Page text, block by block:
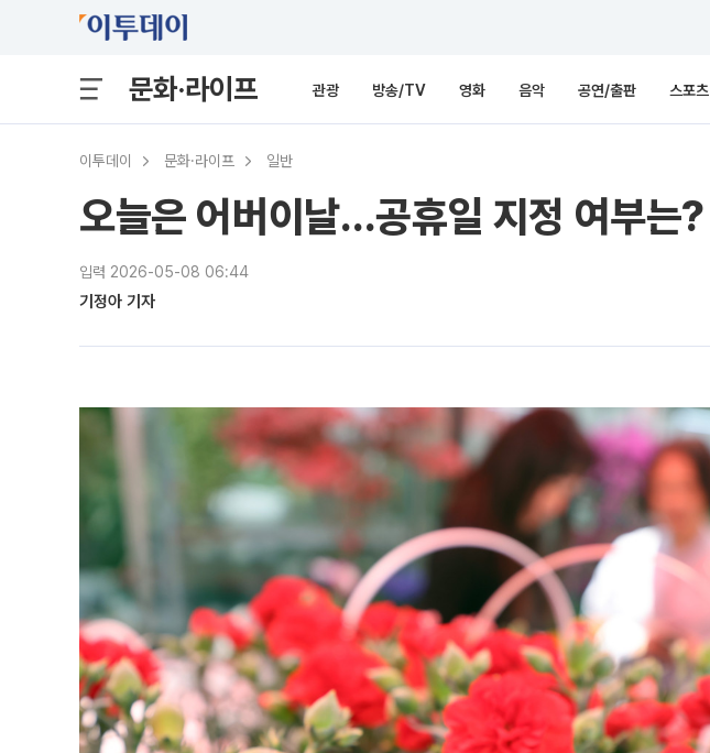
문화·라이프 관광 방송/TV 영화 음악 공연/출판 스포츠
이투데이 문화·라이프 일반
오늘은 어버이날…공휴일 지정 여부는?
입력 2026-05-08 06:44
기정아 기자